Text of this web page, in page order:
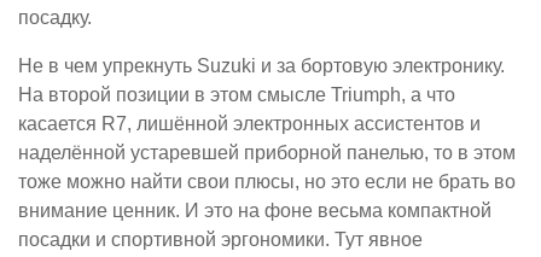
посадку.
Не в чем упрекнуть Suzuki и за бортовую электронику.
На второй позиции в этом смысле Triumph, а что
касается R7, лишённой электронных ассистентов и
наделённой устаревшей приборной панелью, то в этом
тоже можно найти свои плюсы, но это если не брать во
внимание ценник. И это на фоне весьма компактной
посадки и спортивной эргономики. Тут явное